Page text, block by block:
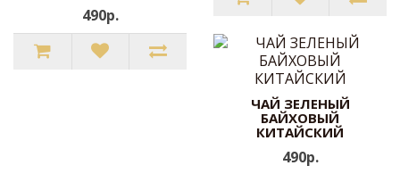
490р.
ЧАЙ ЗЕЛЕНЫЙ
БАЙХОВЫЙ
КИТАЙСКИЙ
490р.